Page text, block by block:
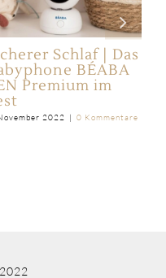
Schlaf | Das
BÉABA
Premium im
2022 | 0 Kommentare